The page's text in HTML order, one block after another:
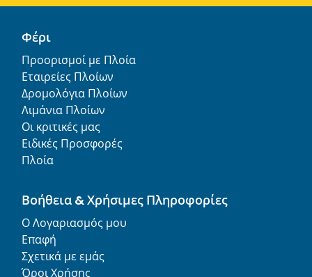
Φέρι
Προορισμοί με Πλοία
Εταιρείες Πλοίων
Δρομολόγια Πλοίων
Λιμάνια Πλοίων
Οι κριτικές μας
Ειδικές Προσφορές
Πλοία
Βοήθεια & Χρήσιμες Πληροφορίες
Ο Λογαριασμός μου
Επαφή
Σχετικά με εμάς
Όροι Χρήσης